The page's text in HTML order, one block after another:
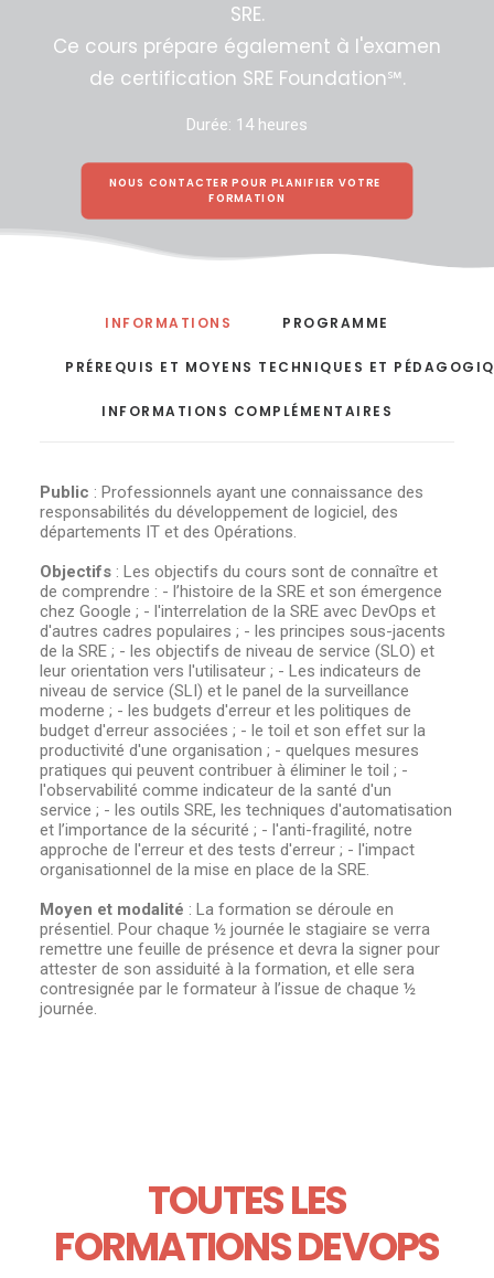
SRE.
Ce cours prépare également à l'examen
de certification SRE Foundation℠.
Durée: 14 heures
NOUS CONTACTER POUR PLANIFIER VOTRE
FORMATION
INFORMATIONS PROGRAMME
PRÉREQUIS ET MOYENS TECHNIQUES ET
INFORMATIONS COMPLÉMENTAIRES
Public : Professionnels ayant une connaissance des
responsabilités du développement de logiciel, des
départements IT et des Opérations.
Objectifs : Les objectifs du cours sont de connaître et
de comprendre : - l’histoire de la SRE et son émergence
chez Google ; - l'interrelation de la SRE avec DevOps et
d'autres cadres populaires ; - les principes sous-jacents
de la SRE ; - les objectifs de niveau de service (SLO) et
leur orientation vers l'utilisateur ; - Les indicateurs de
niveau de service (SLI) et le panel de la surveillance
moderne ; - les budgets d'erreur et les politiques de
budget d'erreur associées ; - le toil et son effet sur la
productivité d'une organisation ; - quelques mesures
pratiques qui peuvent contribuer à éliminer le toil ; -
l'observabilité comme indicateur de la santé d'un
service ; - les outils SRE, les techniques d'automatisation
et l’importance de la sécurité ; - l'anti-fragilité, notre
approche de l'erreur et des tests d'erreur ; - l'impact
organisationnel de la mise en place de la SRE.
Moyen et modalité : La formation se déroule en
présentiel. Pour chaque ½ journée le stagiaire se verra
remettre une feuille de présence et devra la signer pour
attester de son assiduité à la formation, et elle sera
contresignée par le formateur à l’issue de chaque ½
journée.
TOUTES LES
FORMATIONS DEVOPS